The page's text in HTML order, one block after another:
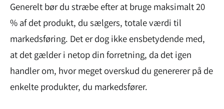
Generelt bør du stræbe efter at bruge maksimalt 20
% af det produkt, du sælgers, totale værdi til
markedsføring. Det er dog ikke ensbetydende med,
at det gælder i netop din forretning, da det igen
handler om, hvor meget overskud du genererer på de
enkelte produkter, du markedsfører.